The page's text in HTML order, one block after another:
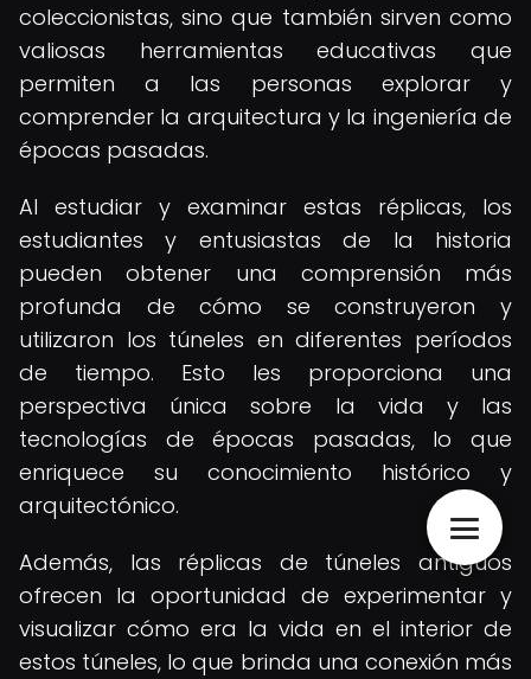
coleccionistas, sino que también sirven como
valiosas herramientas educativas que
permiten a las personas explorar y
comprender la arquitectura y la ingeniería de
épocas pasadas.
Al estudiar y examinar estas réplicas, los
estudiantes y entusiastas de la historia
pueden obtener una comprensión más
profunda de cómo se construyeron y
utilizaron los túneles en diferentes períodos
de tiempo. Esto les proporciona una
perspectiva única sobre la vida y las
tecnologías de épocas pasadas, lo que
enriquece su conocimiento histórico y
arquitectónico.
Además, las réplicas de túneles antiguos
ofrecen la oportunidad de experimentar y
visualizar cómo era la vida en el interior de
estos túneles, lo que brinda una conexión más